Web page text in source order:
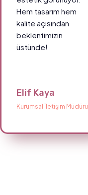
Hem tasarım hem
kalite açısından
beklentimizin
üstünde!
Elif Kaya
Kurumsal İletişim Müdürü